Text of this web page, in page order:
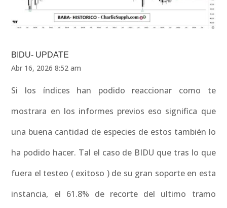
BIDU- UPDATE
Abr 16, 2026 8:52 am
Si los índices han podido reaccionar como te
mostrara en los informes previos eso significa que
una buena cantidad de especies de estos también lo
ha podido hacer. Tal el caso de BIDU que tras lo que
fuera el testeo ( exitoso ) de su gran soporte en esta
instancia, el 61.8% de recorte del ultimo tramo